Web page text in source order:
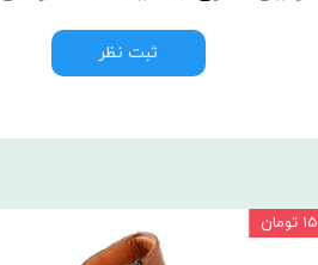
ثبت نظر
۱۵ تومان